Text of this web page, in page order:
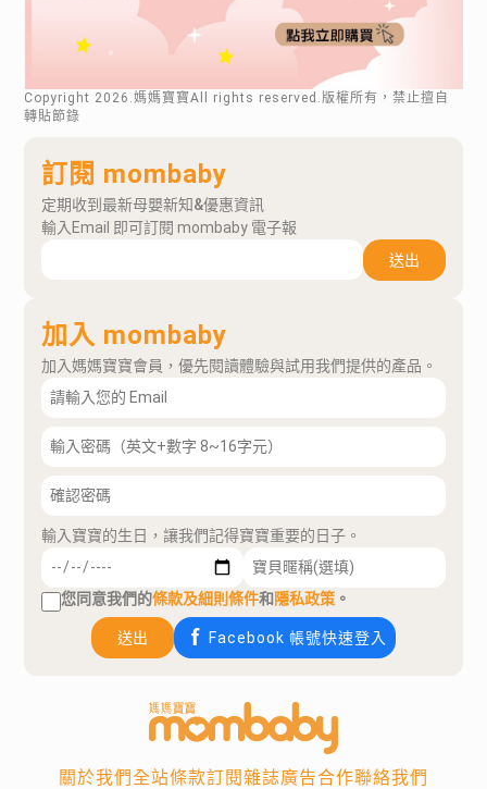
Copyright 2026 .媽媽寶寶All rights reserved.版權所有，禁止擅自
轉貼節錄
訂閱 mombaby
定期收到最新母嬰新知&優惠資訊
輸入Email 即可訂閱 mombaby 電子報
送出
加入 mombaby
加入媽媽寶寶會員，優先閱讀體驗與試用我們提供的產品。
輸入寶寶的生日，讓我們記得寶寶重要的日子。
您同意我們的條款及細則條件和隱私政策 。
送出 Facebook 帳號快速登入
關於我們全站條款訂閱雜誌廣告合作聯絡我們